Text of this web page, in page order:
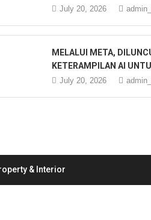
July 20, 2026
MELALUI META,
KETERAMPILAN AI
July 20, 2026
& Interior